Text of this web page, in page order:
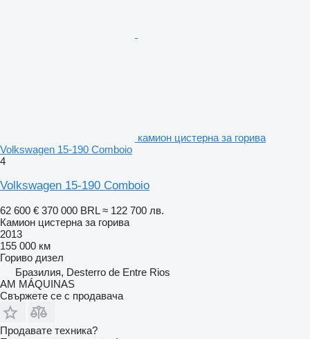
камион цистерна за горива
Volkswagen 15-190 Comboio
4
Volkswagen 15-190 Comboio
62 600 € 370 000 BRL ≈ 122 700 лв.
Камион цистерна за горива
2013
155 000 км
Гориво дизел
Бразилия, Desterro de Entre Rios
AM MÁQUINAS
Свържете се с продавача
Продавате техника?